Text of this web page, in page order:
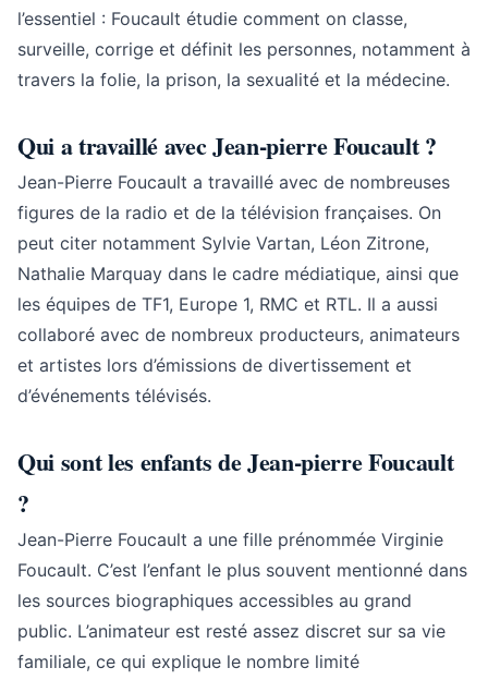
l’essentiel : Foucault étudie comment on classe,
surveille, corrige et définit les personnes, notamment à
travers la folie, la prison, la sexualité et la médecine.
Qui a travaillé avec Jean-pierre Foucault ?
Jean-Pierre Foucault a travaillé avec de nombreuses
figures de la radio et de la télévision françaises. On
peut citer notamment Sylvie Vartan, Léon Zitrone,
Nathalie Marquay dans le cadre médiatique, ainsi que
les équipes de TF1, Europe 1, RMC et RTL. Il a aussi
collaboré avec de nombreux producteurs, animateurs
et artistes lors d’émissions de divertissement et
d’événements télévisés.
Qui sont les enfants de Jean-pierre Foucault
?
Jean-Pierre Foucault a une fille prénommée Virginie
Foucault. C’est l’enfant le plus souvent mentionné dans
les sources biographiques accessibles au grand
public. L’animateur est resté assez discret sur sa vie
familiale, ce qui explique le nombre limité